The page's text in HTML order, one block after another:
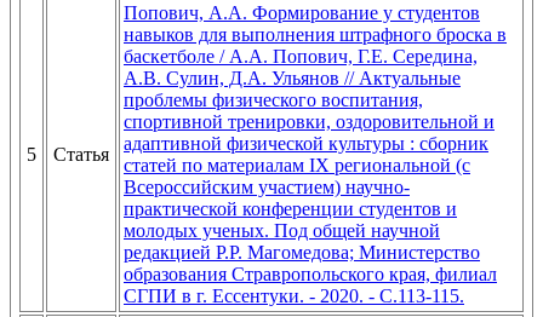
5 Статья
Попович, А.А. Формирование у студентов
навыков для выполнения штрафного броска в
баскетболе / А.А. Попович, Г.Е. Середина,
А.В. Сулин, Д.А. Ульянов // Актуальные
проблемы физического воспитания,
спортивной тренировки, оздоровительной и
адаптивной физической культуры : сборник
статей по материалам IX региональной (с
Всероссийским участием) научно-
практической конференции студентов и
молодых ученых. Под общей научной
редакцией Р.Р. Магомедова; Министерство
образования Стравропольского края, филиал
СГПИ в г. Ессентуки. - 2020. - С.113-115.